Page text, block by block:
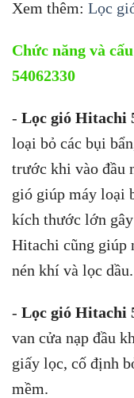
Xem thêm: Lọc
Chức năng và
54062330
- Lọc gió Hitachi
loại bỏ các bụi
trước khi vào đầu
gió giúp máy loại
kích thước lớn
Hitachi cũng giúp
nén khí và lọc dầu.
- Lọc gió Hitachi
van cửa nạp đầu
giấy lọc, cố định
mềm.